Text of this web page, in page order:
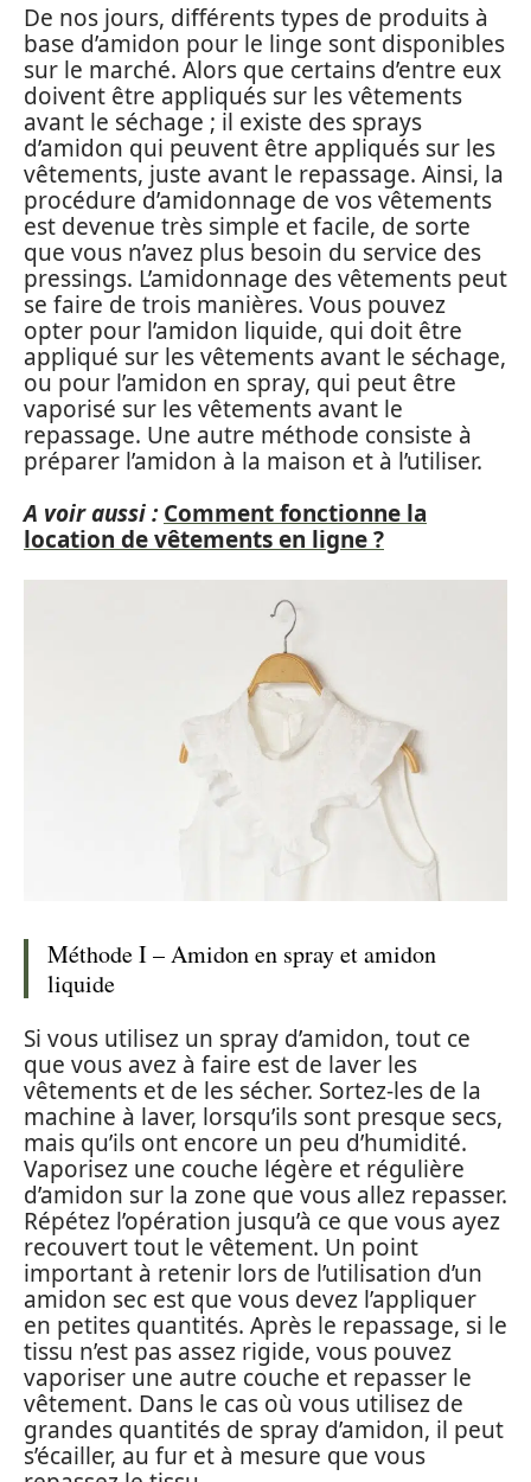
De nos jours, différents types de produits à
base d’amidon pour le linge sont disponibles
sur le marché. Alors que certains d’entre eux
doivent être appliqués sur les vêtements
avant le séchage ; il existe des sprays
d’amidon qui peuvent être appliqués sur les
vêtements, juste avant le repassage. Ainsi, la
procédure d’amidonnage de vos vêtements
est devenue très simple et facile, de sorte
que vous n’avez plus besoin du service des
pressings. L’amidonnage des vêtements peut
se faire de trois manières. Vous pouvez
opter pour l’amidon liquide, qui doit être
appliqué sur les vêtements avant le séchage,
ou pour l’amidon en spray, qui peut être
vaporisé sur les vêtements avant le
repassage. Une autre méthode consiste à
préparer l’amidon à la maison et à l’utiliser.
A voir aussi : Comment fonctionne la
location de vêtements en ligne ?
Méthode I – Amidon en spray et amidon
liquide
Si vous utilisez un spray d’amidon, tout ce
que vous avez à faire est de laver les
vêtements et de les sécher. Sortez-les de la
machine à laver, lorsqu’ils sont presque secs,
mais qu’ils ont encore un peu d’humidité.
Vaporisez une couche légère et régulière
d’amidon sur la zone que vous allez repasser.
Répétez l’opération jusqu’à ce que vous ayez
recouvert tout le vêtement. Un point
important à retenir lors de l’utilisation d’un
amidon sec est que vous devez l’appliquer
en petites quantités. Après le repassage, si le
tissu n’est pas assez rigide, vous pouvez
vaporiser une autre couche et repasser le
vêtement. Dans le cas où vous utilisez de
grandes quantités de spray d’amidon, il peut
s’écailler, au fur et à mesure que vous